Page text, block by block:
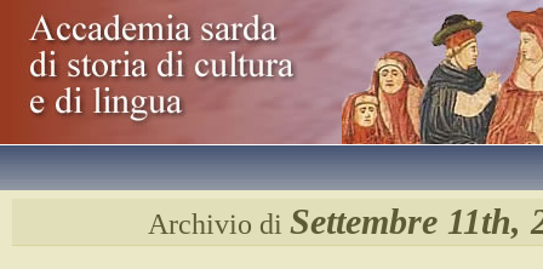
Archivio di Settembre 11th,